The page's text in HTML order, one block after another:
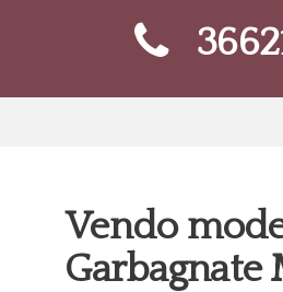
Vendo
Garbagnate